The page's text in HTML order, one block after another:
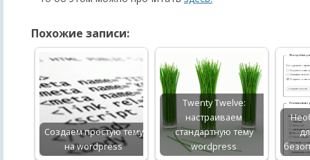
Похожие записи:
Создаем простую тему
на wordpress
Twenty Twelve:
настраиваем
стандартную тему
wordpress